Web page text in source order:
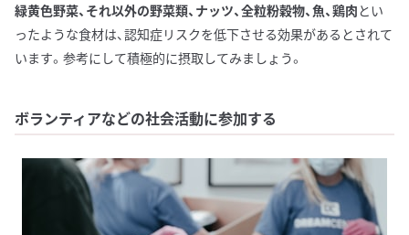
緑黄色野菜、それ以外の野菜類、ナッツ、全粒粉穀物、魚、鶏肉 とい
ったような食材は、認知症リスクを低下させる効果があるとされて
います。参考にして積極的に摂取してみましょう。
ボランティアなどの社会活動に参加する